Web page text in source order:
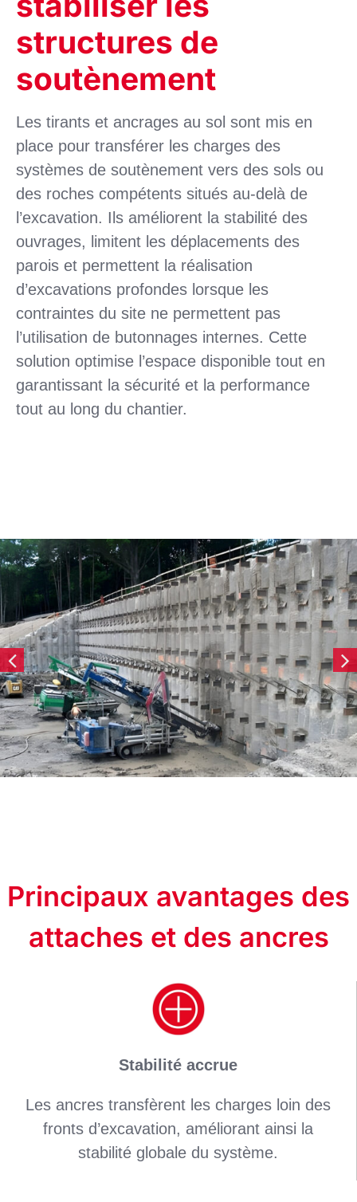
structures de
soutènement
Les tirants et ancrages au sol sont mis en
place pour transférer les charges des
systèmes de soutènement vers des sols ou
des roches compétents situés au-delà de
l’excavation. Ils améliorent la stabilité des
ouvrages, limitent les déplacements des
parois et permettent la réalisation
d’excavations profondes lorsque les
contraintes du site ne permettent pas
l’utilisation de butonnages internes. Cette
solution optimise l’espace disponible tout en
garantissant la sécurité et la performance
tout au long du chantier.
Principaux avantages des
attaches et des ancres
Stabilité accrue
Les ancres transfèrent les charges loin des
fronts d’excavation, améliorant ainsi la
stabilité globale du système.